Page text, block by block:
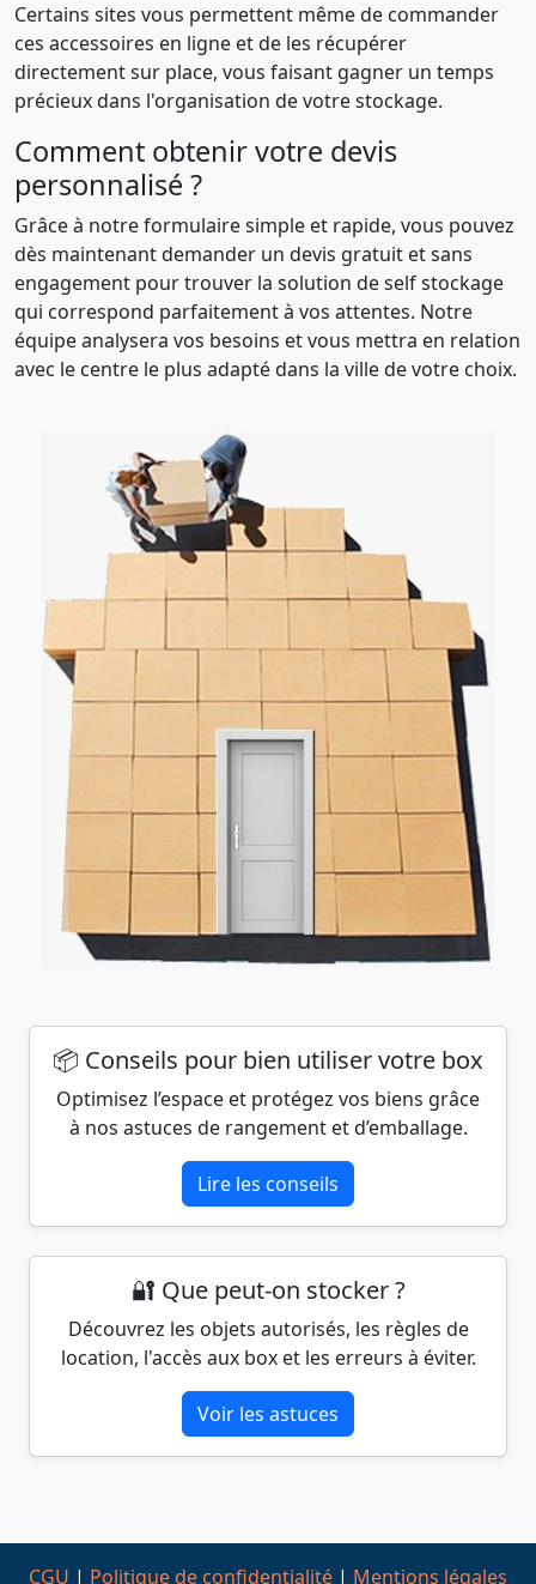
Certains sites vous permettent même de commander
ces accessoires en ligne et de les récupérer
directement sur place, vous faisant gagner un temps
précieux dans l'organisation de votre stockage.
Comment obtenir votre devis
personnalisé ?
Grâce à notre formulaire simple et rapide, vous pouvez
dès maintenant demander un devis gratuit et sans
engagement pour trouver la solution de self stockage
qui correspond parfaitement à vos attentes. Notre
équipe analysera vos besoins et vous mettra en relation
avec le centre le plus adapté dans la ville de votre choix.
📦 Conseils pour bien utiliser votre box
Optimisez l’espace et protégez vos biens grâce
à nos astuces de rangement et d’emballage.
Lire les conseils
🔐 Que peut-on stocker ?
Découvrez les objets autorisés, les règles de
location, l'accès aux box et les erreurs à éviter.
Voir les astuces
CGU | Politique de confidentialité | Mentions légales